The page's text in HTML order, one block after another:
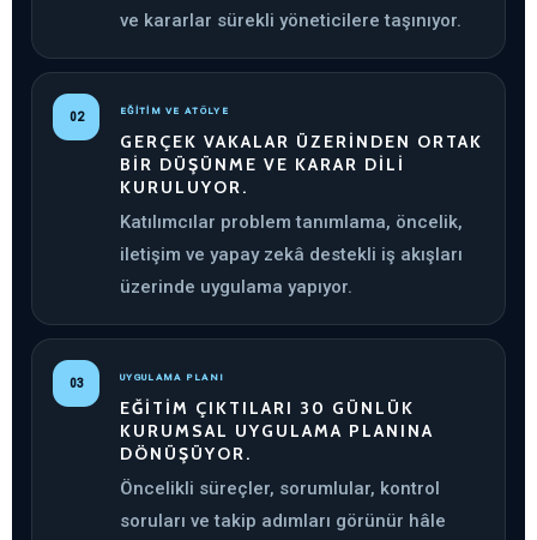
ve kararlar sürekli yöneticilere taşınıyor.
02 EĞİTİM VE ATÖLYE
GERÇEK VAKALAR ÜZERINDEN ORTAK
BIR DÜŞÜNME VE KARAR DILI
KURULUYOR.
Katılımcılar problem tanımlama, öncelik,
iletişim ve yapay zekâ destekli iş akışları
üzerinde uygulama yapıyor.
03 UYGULAMA PLANI
EĞITIM ÇIKTILARI 30 GÜNLÜK
KURUMSAL UYGULAMA PLANINA
DÖNÜŞÜYOR.
Öncelikli süreçler, sorumlular, kontrol
soruları ve takip adımları görünür hâle